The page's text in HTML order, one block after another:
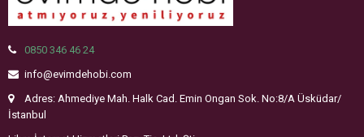
0850 346 46 24
info@evimdehobi.com
Adres: Ahmediye Mah. Halk Cad. Emin Ongan Sok. No:8/A Üsküdar/
İstanbul